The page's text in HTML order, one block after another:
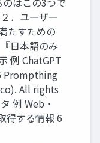
．ユーザー
たすための
日本語のみ
例 ChatGPT
Prompthing
All rights
例 Web・
得する情報 6